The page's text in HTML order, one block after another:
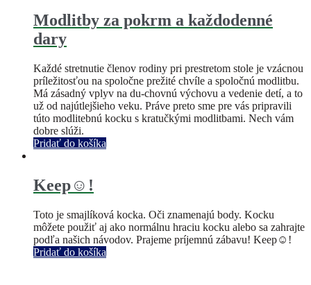
Modlitby za pokrm a každodenné
dary
Každé stretnutie členov rodiny pri prestretom stole je vzácnou
príležitosťou na spoločne prežité chvíle a spoločnú modlitbu.
Má zásadný vplyv na du-chovnú výchovu a vedenie detí, a to
už od najútlejšieho veku. Práve preto sme pre vás pripravili
túto modlitebnú kocku s kratučkými modlitbami. Nech vám
dobre slúži.
Pridať do košíka
Keep☺!
Toto je smajlíková kocka. Oči znamenajú body. Kocku
môžete použiť aj ako normálnu hraciu kocku alebo sa zahrajte
podľa našich návodov. Prajeme príjemnú zábavu! Keep☺!
Pridať do košíka